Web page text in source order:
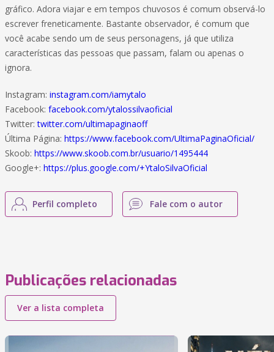
gráfico. Adora viajar e em tempos chuvosos é comum observá-lo
escrever freneticamente. Bastante observador, é comum que
você acabe sendo um de seus personagens, já que utiliza
características das pessoas que passam, falam ou apenas o
ignora.
Instagram: instagram.com/iamytalo
Facebook: facebook.com/ytalossilvaoficial
Twitter:twitter.com/ultimapaginaoff
Última Página: https://www.facebook.com/UltimaPaginaOficial/
Skoob: https://www.skoob.com.br/usuario/1495444
Google+: https://plus.google.com/+YtaloSilvaOficial
Perfil completo Fale com o autor
Publicações relacionadas
Ver a lista completa